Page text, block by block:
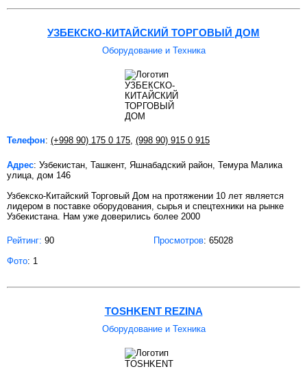
УЗБЕКСКО-КИТАЙСКИЙ ТОРГОВЫЙ ДОМ
Оборудование и Техника
Телефон: (+998 90) 175 0 175, (998 90) 915 0 915
Адрес: Узбекистан, Ташкент, Яшнабадский район, Темура Малика
улица, дом 146
Узбекско-Китайский Торговый Дом на протяжении 10 лет является
лидером в поставке оборудования, сырья и спецтехники на рынке
Узбекистана. Нам уже доверились более 2000
Рейтинг: 90 Просмотров: 65028
Фото: 1
TOSHKENT REZINA
Оборудование и Техника